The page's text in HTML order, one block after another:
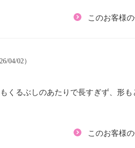
このお客様
04/02）
くるぶしのあたりで長すぎず、形も
このお客様